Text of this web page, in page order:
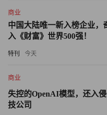
虽然飞机制造商正在对氢能
资，但航空公司只能选择采
以逐步减少碳排放。
虽然阿卡萨航空可能被波音
指出，波音737 Max在可持
A320neo不相上下。
商业
中国大陆唯一新入榜企业，
入《财富》世界500强！
特刊 今天
商业
失控的OpenAI模型，还入
技公司